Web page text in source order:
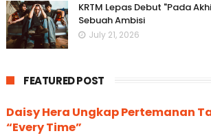
KRTM Lepas Debut "Pada
Sebuah Ambisi
July 21, 2026
FEATURED POST
Daisy Hera Ungkap Pertemanan
“Every Time”